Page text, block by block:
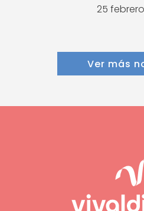
25
Ver más